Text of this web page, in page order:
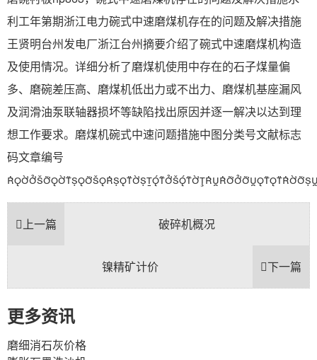
利工年第期浙江电力碗式中速磨煤机存在的问题及解决措施
王贤明台州发电厂浙江台州摘要介绍了碗式中速磨煤机构造
及使用情况。详细分析了磨煤机使用中存在的石子煤量偏
多、磨碗差压高、磨煤机低出力或不出力、磨煤机基座漏风
及润滑油泵联轴器损坏等缺陷找出原因并逐一解决以达到理
想工作要求。磨煤机碗式中速问题措施中图分类号文献标志
码文章编号
上一篇 破碎机概况
下一篇
镍精矿计价
更多资讯
磨细消石灰价格